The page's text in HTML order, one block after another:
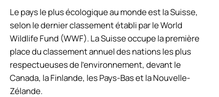
Le pays le plus écologique au monde est la Suisse,
selon le dernier classement établi par le World
Wildlife Fund (WWF). La Suisse occupe la première
place du classement annuel des nations les plus
respectueuses de l’environnement, devant le
Canada, la Finlande, les Pays-Bas et la Nouvelle-
Zélande.